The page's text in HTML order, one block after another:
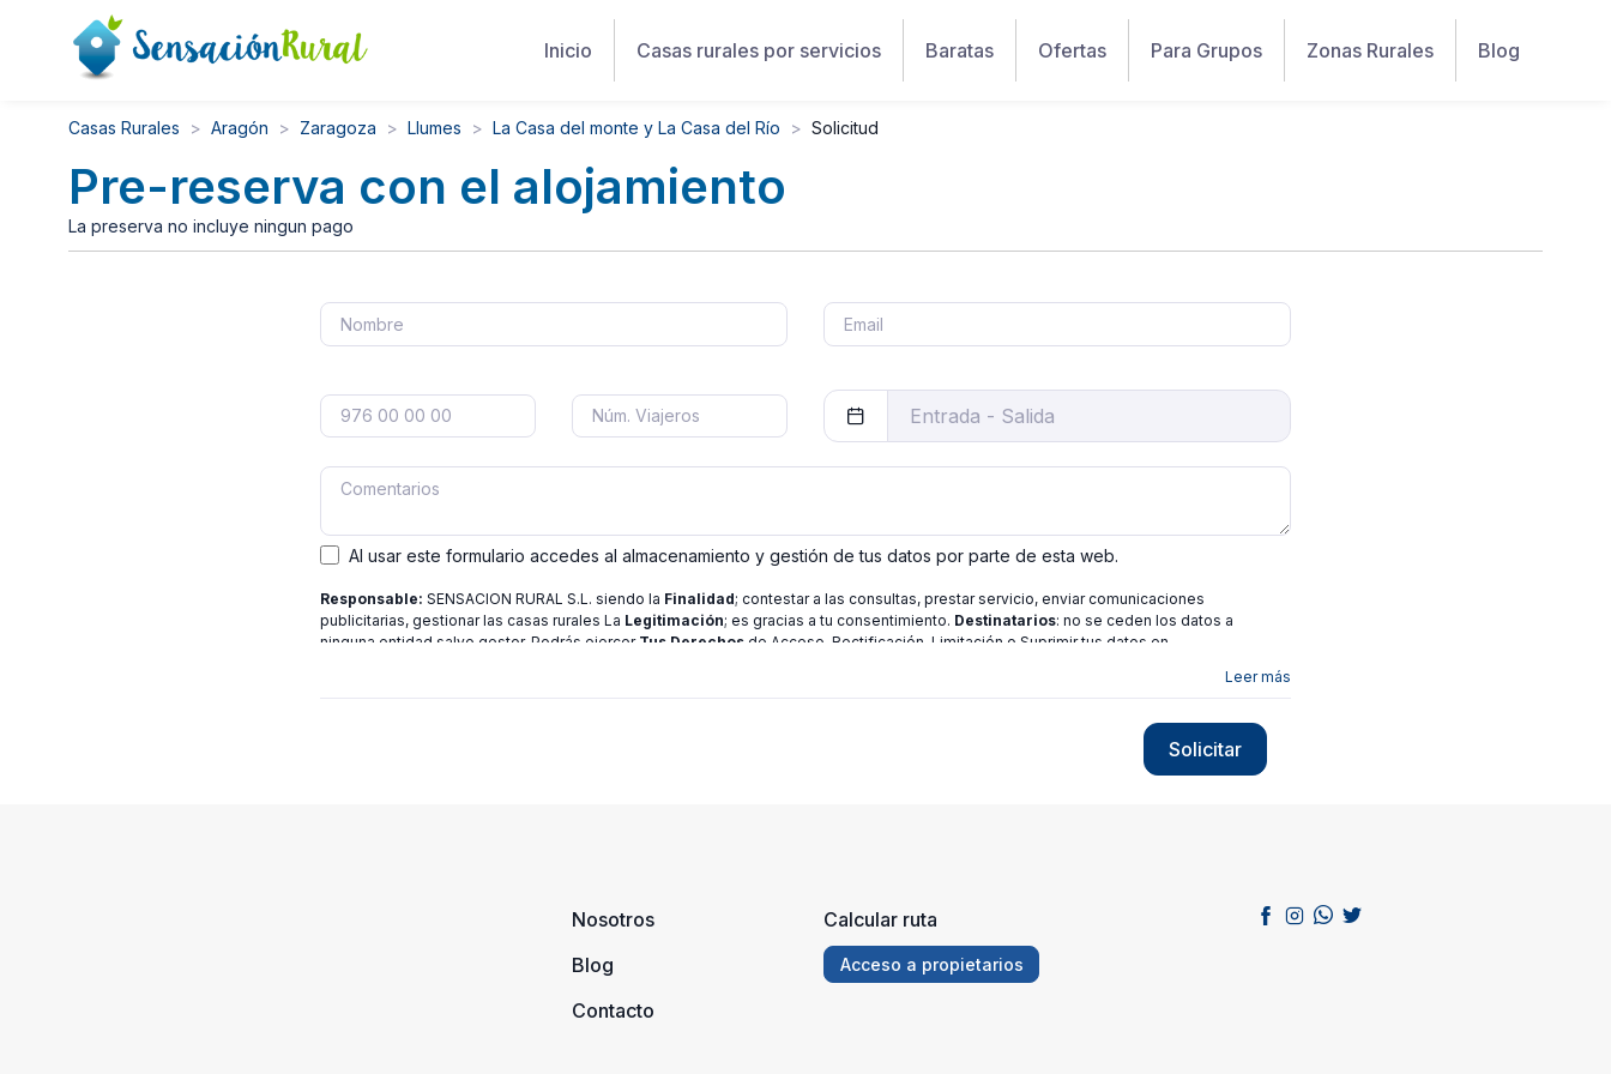
Inicio Casas rurales por servicios Baratas Ofertas Para Grupos Zonas Rurales Blog
Casas Rurales Aragón Zaragoza Llumes La Casa del monte y La Casa del Río Solicitud
Pre-reserva con el alojamiento
La preserva no incluye ningun pago
Al usar este formulario accedes al almacenamiento y gestión de tus datos por parte de esta web.
Responsable: SENSACION RURAL S.L. siendo la Finalidad; contestar a las consultas, prestar servicio, enviar comunicaciones
publicitarias, gestionar las casas rurales La Legitimación; es gracias a tu consentimiento. Destinatarios: no se ceden los datos a
ninguna entidad salvo gestor. Podrás ejercer Tus Derechos de Acceso, Rectificación, Limitación o Suprimir tus datos en
Leer más
Solicitar
Nosotros
Blog
Contacto
Calcular ruta
Acceso a propietarios